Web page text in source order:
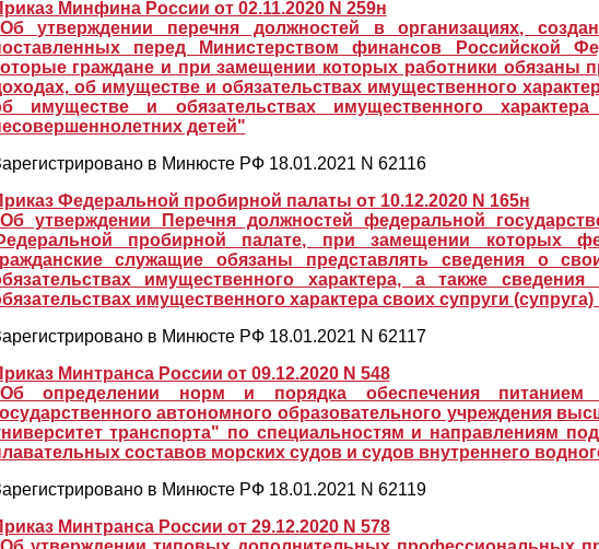
Минфина России от 02.11.2020 N 259н
утверждении перечня должностей в организациях,
перед Министерством финансов Российской
граждане и при замещении которых работники обязаны
об имуществе и обязательствах имущественного
имуществе и обязательствах имущественного
детей"
в Минюсте РФ 18.01.2021 N 62116
Федеральной пробирной палаты от 10.12.2020 N 165н
утверждении Перечня должностей федеральной
пробирной палате, при замещении которых
служащие обязаны представлять сведения о
имущественного характера, а также
имущественного характера своих супруги
в Минюсте РФ 18.01.2021 N 62117
Минтранса России от 09.12.2020 N 548
определении норм и порядка обеспечения питанием
автономного образовательного учреждения
транспорта" по специальностям и направлениям
составов морских судов и судов внутреннего
в Минюсте РФ 18.01.2021 N 62119
Минтранса России от 29.12.2020 N 578